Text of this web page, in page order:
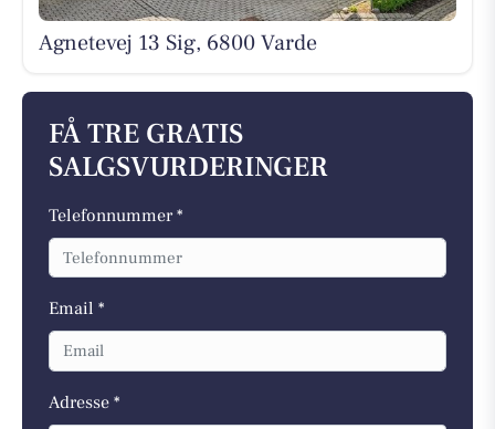
Agnetevej 13 Sig, 6800 Varde
FÅ TRE GRATIS
SALGSVURDERINGER
Telefonnummer *
Email *
Adresse *